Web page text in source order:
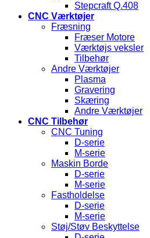
Stepcraft Q.408
CNC Værktøjer
Fræsning
Fræser Motore
Værktøjs veksler
Tilbehør
Andre Værktøjer
Plasma
Gravering
Skæring
Andre Værktøjer
CNC Tilbehør
CNC Tuning
D-serie
M-serie
Maskin Borde
D-serie
M-serie
Fastholdelse
D-serie
M-serie
Støj/Støv Beskyttelse